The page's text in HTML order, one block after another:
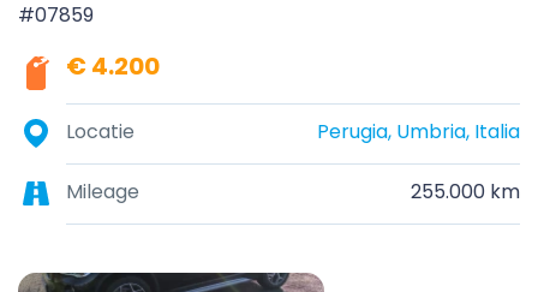
#07859
€ 4.200
Locatie Perugia, Umbria, Italia
Mileage 255.000 km